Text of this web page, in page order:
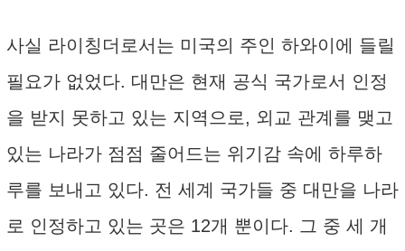
사실 라이칭더로서는 미국의 주인 하와이에 들릴
필요가 없었다. 대만은 현재 공식 국가로서 인정
을 받지 못하고 있는 지역으로, 외교 관계를 맺고
있는 나라가 점점 줄어드는 위기감 속에 하루하
루를 보내고 있다. 전 세계 국가들 중 대만을 나라
로 인정하고 있는 곳은 12개 뿐이다. 그 중 세 개